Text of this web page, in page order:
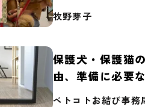
牧野芽子
保護犬・保護猫
由、準備に必要
ペトコトお結び事務